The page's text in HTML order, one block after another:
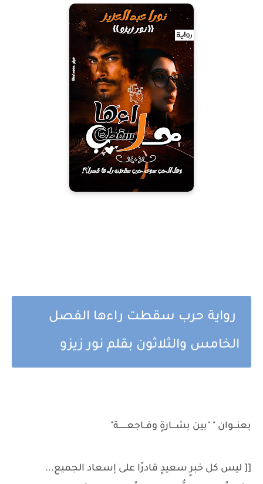
رواية حرب سقطت راءها الفصل
الخامس والثلاثون بقلم نور زيزو
بعنـــوان " "بين بشـــارةٍ وفــاجعـــــــة"
[[ ليس كل خبرٍ سعيدٍ قادرًا على إسعاد الجميع...